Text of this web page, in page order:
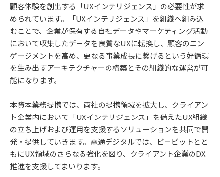
顧客体験を創出する「UXインテリジェンス」の必要性が求
められています。「UXインテリジェンス」を組織へ組み込
むことで、企業が保有する自社データやマーケティング活動
において収集したデータを良質なUXに転換し、顧客のエン
ゲージメントを高め、更なる事業成長に繋げるという好循環
を生み出すアーキテクチャーの構築とその組織的な運営が可
能になります。
本資本業務提携では、両社の提携領域を拡大し、クライアン
ト企業内において「UXインテリジェンス」を備えたUX組織
の立ち上げおよび運用を支援するソリューションを共同で開
発・提供していきます。電通デジタルでは、ビービットとと
もにUX領域のさらなる強化を図り、クライアント企業のDX
推進を支援してまいります。